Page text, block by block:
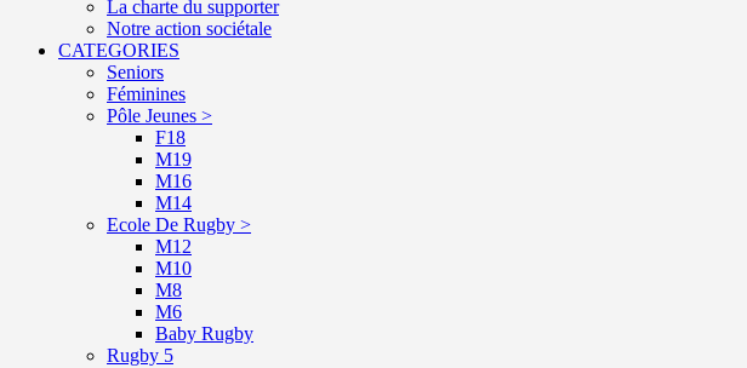
La charte du supporter
Notre action sociétale
CATEGORIES
Seniors
Féminines
Pôle Jeunes >
F18
M19
M16
M14
Ecole De Rugby >
M12
M10
M8
M6
Baby Rugby
Rugby 5